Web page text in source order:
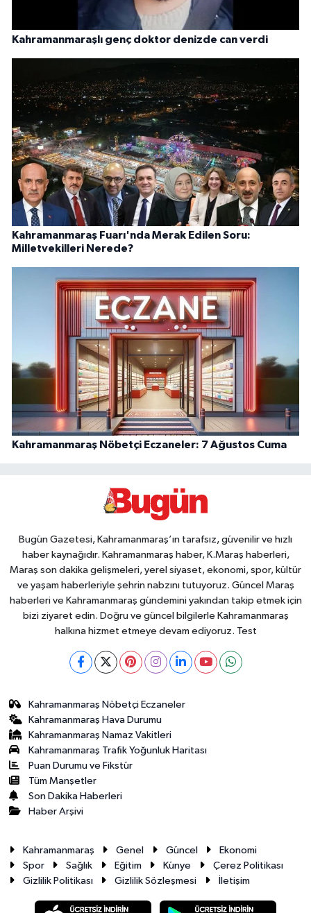
Kahramanmaraşlı genç doktor denizde can verdi
Kahramanmaraş Fuarı'nda Merak Edilen Soru:
Milletvekilleri Nerede?
Kahramanmaraş Nöbetçi Eczaneler: 7 Ağustos Cuma
Bugün Gazetesi, Kahramanmaraş’ın tarafsız, güvenilir ve hızlı
haber kaynağıdır. Kahramanmaraş haber, K.Maraş haberleri,
Maraş son dakika gelişmeleri, yerel siyaset, ekonomi, spor, kültür
ve yaşam haberleriyle şehrin nabzını tutuyoruz. Güncel Maraş
haberleri ve Kahramanmaraş gündemini yakından takip etmek için
bizi ziyaret edin. Doğru ve güncel bilgilerle Kahramanmaraş
halkına hizmet etmeye devam ediyoruz. Test
Kahramanmaraş Nöbetçi Eczaneler
Kahramanmaraş Hava Durumu
Kahramanmaraş Namaz Vakitleri
Kahramanmaraş Trafik Yoğunluk Haritası
Puan Durumu ve Fikstür
Tüm Manşetler
Son Dakika Haberleri
Haber Arşivi
Kahramanmaraş Genel Güncel
Ekonomi
Spor
Sağlık Eğitim Künye
Çerez Politikası
Gizlilik Politikası
Gizlilik Sözleşmesi İletişim